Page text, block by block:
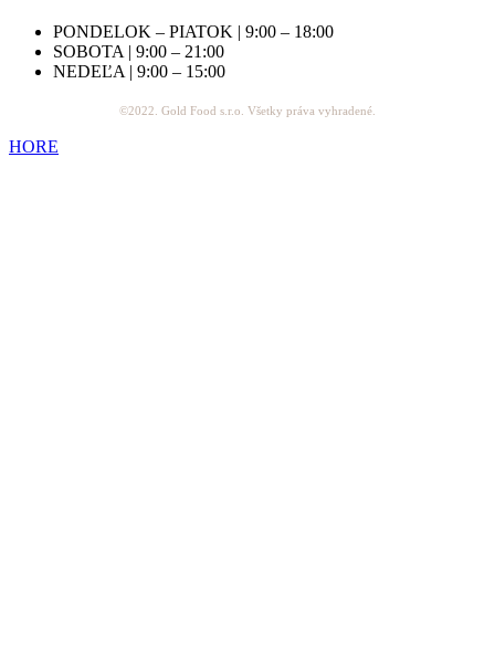
PONDELOK – PIATOK | 9:00 – 18:00
SOBOTA | 9:00 – 21:00
NEDEĽA | 9:00 – 15:00
©2022. Gold Food s.r.o. Všetky práva vyhradené.
HORE